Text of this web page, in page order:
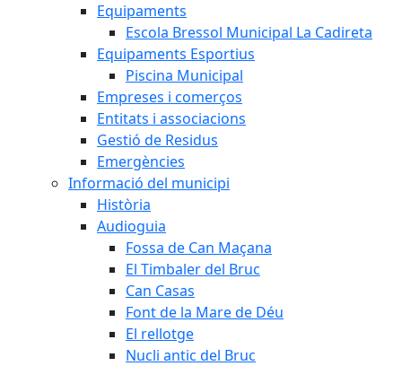
Equipaments
Escola Bressol Municipal La Cadireta
Equipaments Esportius
Piscina Municipal
Empreses i comerços
Entitats i associacions
Gestió de Residus
Emergències
Informació del municipi
Història
Audioguia
Fossa de Can Maçana
El Timbaler del Bruc
Can Casas
Font de la Mare de Déu
El rellotge
Nucli antic del Bruc